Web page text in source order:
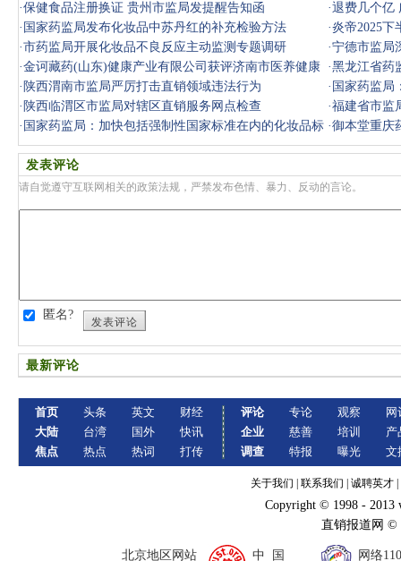
·保健食品注册换证 贵州市监局发提醒告知函 ·退费几个亿
· 国家药监局发布化妆品中苏丹红的补充检验方法 ·炎帝2025下
·市药监局开展化妆品不良反应主动监测专题调研 ·宁德市监局
·金诃藏药(山东)健康产业有限公司获评济南市医养健康
产业协会
·黑龙江省药
措
· 陕西渭南市监局严厉打击直销领域违法行为 · 国家药监局
业
· 陕西临渭区市监局对辖区直销服务网点检查 ·福建省市监
· 国家药监局：加快包括强制性国家标准在内的化妆品标
准制修订
·御本堂重庆
发表评论
请自觉遵守互联网相关的政策法规，严禁发布色情、暴力、反动的言论。
匿名?
发表评论
最新评论
首页
大陆
焦点
头条
台湾
热点
英文
国外
热词
财经
快讯
打传
评论
企业
调查
专论
慈善
特报
观察
培训
曝光
网
产
文
关于我们 联系我们 诚聘英才
Copyright © 1998 - 2013
直销报道网
北京地区网站 中 国 网络110